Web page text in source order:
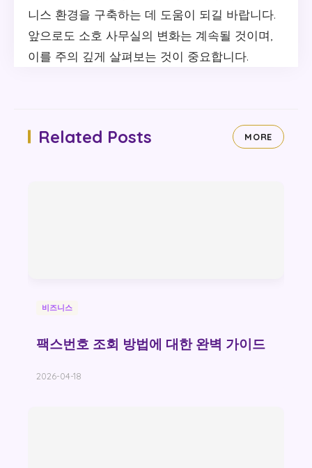
니스 환경을 구축하는 데 도움이 되길 바랍니다.
앞으로도 소호 사무실의 변화는 계속될 것이며,
이를 주의 깊게 살펴보는 것이 중요합니다.
Related Posts MORE
비즈니스
팩스번호 조회 방법에 대한 완벽 가이드
2026-04-18